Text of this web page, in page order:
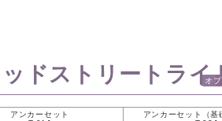
ッドストリートラ オ
アンカーセット
アンカーセット（基